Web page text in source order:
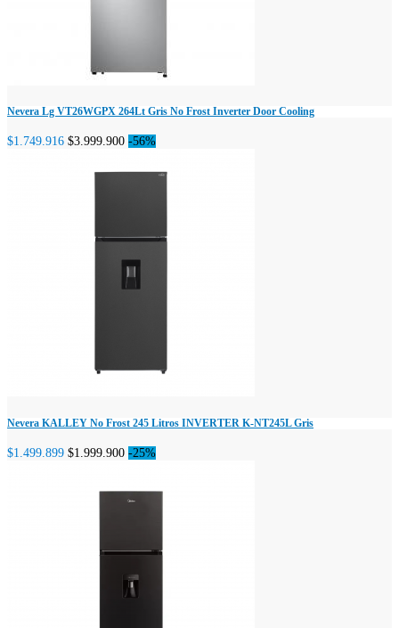
Nevera Lg VT26WGPX 264Lt Gris No Frost Inverter Door Cooling
$1.749.916 $3.999.900 -56%
Nevera KALLEY No Frost 245 Litros INVERTER K-NT245L Gris
$1.499.899 $1.999.900 -25%